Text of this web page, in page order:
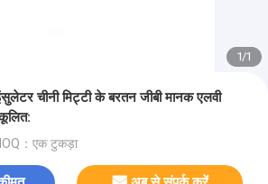
1/1
चीनी मिट्टी के बरतन जीबी मानक एलवी
：एक टुकड़ा